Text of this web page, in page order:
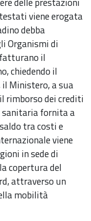
viene erogata
debba
Organismi di
il
chiedendo il
Ministero, a sua
rimborso dei crediti
sanitaria fornita a
tra costi e
viene
in sede di
copertura del
attraverso un
mobilità